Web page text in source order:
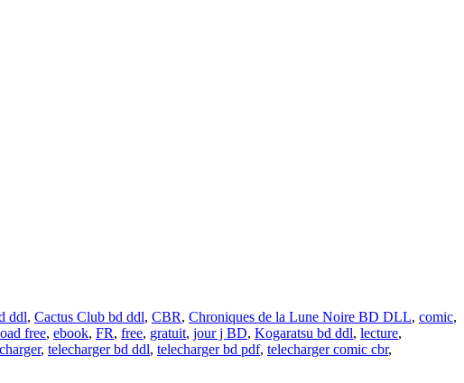
ddl, Cactus Club bd ddl, CBR, Chroniques de la Lune Noire BD DLL, comic,
free, ebook, FR, free, gratuit, jour j BD, Kogaratsu bd ddl, lecture,
, telecharger bd ddl, telecharger bd pdf, telecharger comic cbr,